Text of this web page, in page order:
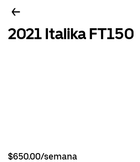
2021 Italika FT150
$650.00/semana